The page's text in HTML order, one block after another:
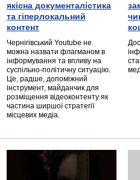
якісна документалістика
та гіперлокальний
контент
Чернігівський Youtube не
можна назвати флагманом в
інформування та впливу на
суспільно-політичну ситуацію.
Це, радше, допоміжний
інструмент, майданчик для
розміщення відеоконтенту як
частина ширшої стратегії
місцевих медіа.